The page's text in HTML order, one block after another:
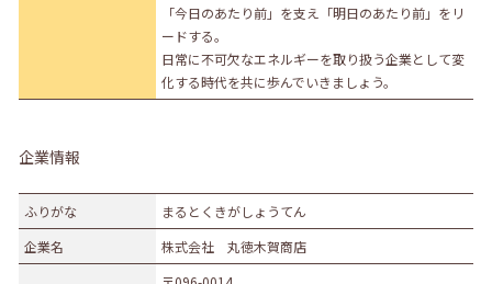
「今日のあたり前」を支え「明日のあたり前」をリ
ードする。
日常に不可欠なエネルギーを取り扱う企業として変
化する時代を共に歩んでいきましょう。
企業情報
ふりがな
まるとくきがしょうてん
企業名
株式会社 丸徳木賀商店